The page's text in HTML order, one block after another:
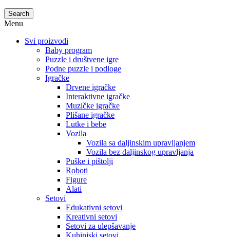
Search
Menu
Svi proizvodi
Baby program
Puzzle i društvene igre
Podne puzzle i podloge
Igračke
Drvene igračke
Interaktivne igračke
Muzičke igračke
Plišane igračke
Lutke i bebe
Vozila
Vozila sa daljinskim upravljanjem
Vozila bez daljinskog upravljanja
Puške i pištolji
Roboti
Figure
Alati
Setovi
Edukativni setovi
Kreativni setovi
Setovi za ulepšavanje
Kuhinjski setovi